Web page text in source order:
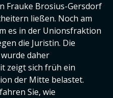
Frauke Brosius-Gersdorf
ließen. Noch am
es in der Unionsfraktion
die Juristin. Die
wurde daher
zeigt sich früh ein
der Mitte belastet.
Sie, wie